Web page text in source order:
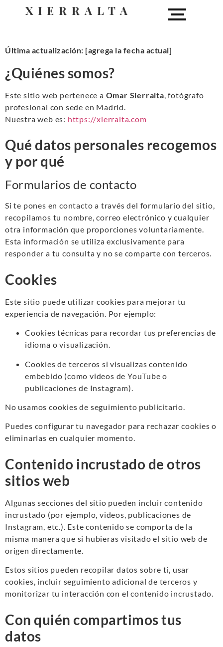
XIERRALTA
Última actualización: [agrega la fecha actual]
¿Quiénes somos?
Este sitio web pertenece a Omar Sierralta, fotógrafo
profesional con sede en Madrid.
Nuestra web es: https://xierralta.com
Qué datos personales recogemos
y por qué
Formularios de contacto
Si te pones en contacto a través del formulario del sitio,
recopilamos tu nombre, correo electrónico y cualquier
otra información que proporciones voluntariamente.
Esta información se utiliza exclusivamente para
responder a tu consulta y no se comparte con terceros.
Cookies
Este sitio puede utilizar cookies para mejorar tu
experiencia de navegación. Por ejemplo:
Cookies técnicas para recordar tus preferencias de
idioma o visualización.
Cookies de terceros si visualizas contenido
embebido (como videos de YouTube o
publicaciones de Instagram).
No usamos cookies de seguimiento publicitario.
Puedes configurar tu navegador para rechazar cookies o
eliminarlas en cualquier momento.
Contenido incrustado de otros
sitios web
Algunas secciones del sitio pueden incluir contenido
incrustado (por ejemplo, videos, publicaciones de
Instagram, etc.). Este contenido se comporta de la
misma manera que si hubieras visitado el sitio web de
origen directamente.
Estos sitios pueden recopilar datos sobre ti, usar
cookies, incluir seguimiento adicional de terceros y
monitorizar tu interacción con el contenido incrustado.
Con quién compartimos tus
datos